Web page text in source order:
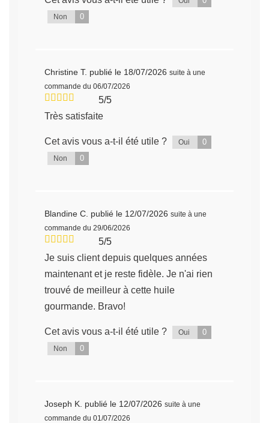
Non 0
Christine T. publié le 18/07/2026 suite à une
commande du 06/07/2026
5/5
Très satisfaite
Cet avis vous a-t-il été utile ? Oui 0
Non 0
Blandine C. publié le 12/07/2026 suite à une
commande du 29/06/2026
5/5
Je suis client depuis quelques années
maintenant et je reste fidèle. Je n'ai rien
trouvé de meilleur à cette huile
gourmande. Bravo!
Cet avis vous a-t-il été utile ? Oui 0
Non 0
Joseph K. publié le 12/07/2026 suite à une
commande du 01/07/2026